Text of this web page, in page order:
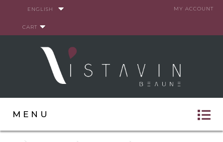
MY ACCOUNT
ENGLISH
CART
MENU